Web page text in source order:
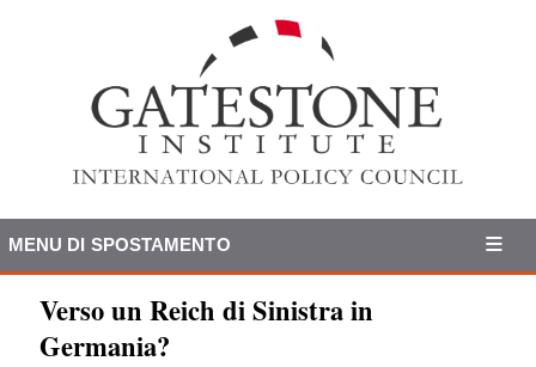
MENU DI SPOSTAMENTO
Verso un Reich di Sinistra in
Germania?